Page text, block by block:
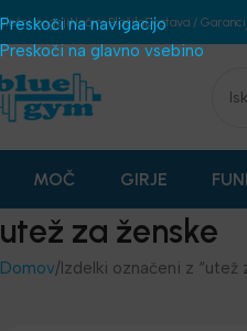
Preskoči na navigacijo
Preskoči na glavno vsebino
pogojiNačini PlačilaDostava /
MOČ GIRJE
utež za ženske
Domov Izdelki označeni z “utež